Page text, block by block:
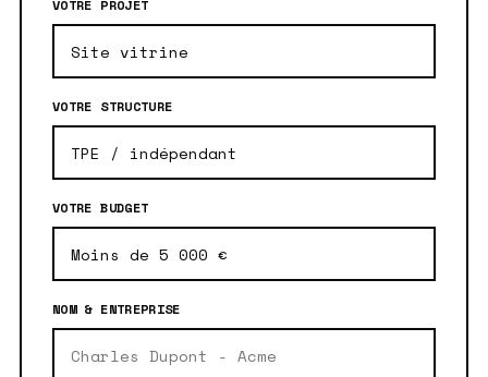
VOTRE PROJET
VOTRE STRUCTURE
VOTRE BUDGET
NOM & ENTREPRISE